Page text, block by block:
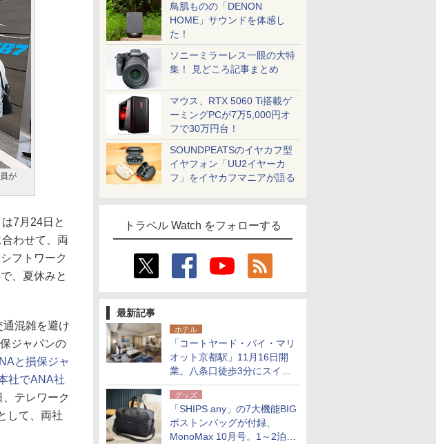
鳥肌ものの「DENON
HOME」サウンドを体感し
た！
ソニーミラーレス一眼の大特
集！ 見どころ記事まとめ
マウス、RTX 5060 Ti搭載ゲ
ーミングPCが7万5,000円オ
フで30万円台！
SOUNDPEATSのイヤカフ型
イヤフォン「UU2イヤーカ
フ」をイヤカフマニアが語る
トラベル Watch をフォローする
最新記事
ホテル
「コートヤード・バイ・マリ
オット京都駅」11月16日開
業。八条口徒歩3分にスイー
ト含む全270室、ダイニング
も併設
グッズ
「SHIPS any」の7大機能BIG
ボストンバッグが付録、
MonoMax 10月号。1～2泊の
が
7月24日と
わせて、両
フトワーク
、夏休みと
混雑を避け
ジャパンの
と損保ジャ
社でANA社
テレワーク
して、両社